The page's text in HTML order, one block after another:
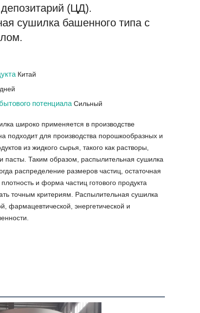
(ЦД).
сушилка башенного типа с
Китай
потенциалаСильный
широко применяется в производстве
подходит для производства порошкообразных и
из жидкого сырья, такого как растворы,
пасты. Таким образом, распылительная сушилка
распределение размеров частиц, остаточная
и форма частиц готового продукта
точным критериям. Распылительная сушилка
фармацевтической, энергетической и